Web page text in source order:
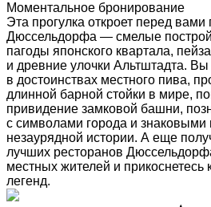
Моментальное бронирование
Эта прогулка откроет перед
Дюссельдорфа — смелые
пагоды японского квартала,
и древние улочки Альтштадта. Вы
в достоинствах местного пива,
длинной барной стойки в мире,
привидение замковой башни,
с символами города и знаковыми
незаурядной истории. А еще
лучших ресторанов
местных жителей и прикоснетесь
легенд.